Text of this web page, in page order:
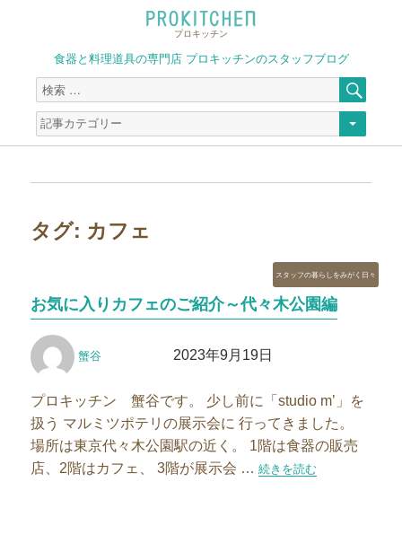
プロキッチン
食器と料理道具の専門店 プロキッチンのスタッフブログ
検
索
対
象:
索
タグ: カフェ
お気に入りカフェのご紹介～代々木公園編
稿蟹谷稿
2023年9月19日
カ
テ
ゴ
スタッフの暮らしをみがく日々
プロキッチン 蟹谷です。 少し前に「studio m’」を
扱う マルミツポテリの展示会に 行ってきました。
場所は東京代々木公園駅の近く。 1階は食器の販売
店、2階はカフェ、 3階が展示会 …“お気に入りカフェのご紹
続きを読む